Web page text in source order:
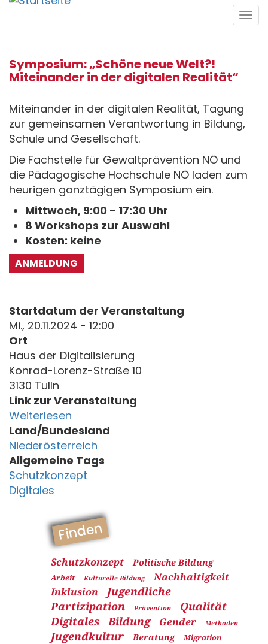
Direkt
Symposium: „Schöne neue Welt?!
Miteinander in der digitalen Realität“
Miteinander in der digitalen Realität, Tagung
zur gemeinsamen Verantwortung in Bildung,
Schule und Gesellschaft.
Die Fachstelle für Gewaltprävention NÖ und
die Pädagogische Hochschule NÖ laden zum
heurigen ganztägigen Symposium ein.
Mittwoch, 9:00 - 17:30 Uhr
8 Workshops zur Auswahl
Kosten: keine
ANMELDUNG
Startdatum der Veranstaltung
Mi., 20.11.2024 - 12:00
Ort
Haus der Digitalisierung
Konrad-Lorenz-Straße 10
3130 Tulln
Link zur Veranstaltung
Weiterlesen
Land/Bundesland
Niederösterreich
Allgemeine Tags
Schutzkonzept
Digitales
Finden
Schutzkonzept Politische Bildung
Arbeit Kulturelle Bildung
Nachhaltigkeit
Inklusion
Jugendliche
Partizipation
Prävention
Qualität
Digitales
Bildung Gender Methoden
Jugendkultur Beratung
Migration